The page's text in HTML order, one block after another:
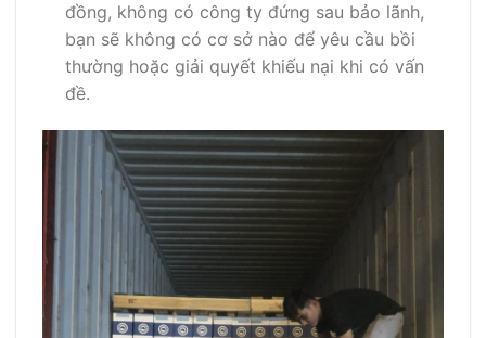
đồng, không có công ty đứng sau bảo lãnh,
bạn sẽ không có cơ sở nào để yêu cầu bồi
thường hoặc giải quyết khiếu nại khi có vấn
đề.